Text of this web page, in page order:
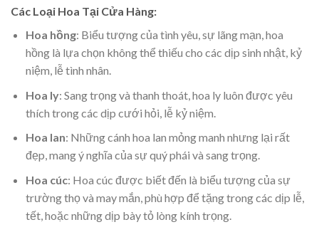
Các Loại Hoa Tại Cửa Hàng:
Hoa hồng: Biểu tượng của tình yêu, sự lãng mạn, hoa
hồng là lựa chọn không thể thiếu cho các dịp sinh nhật, kỷ
niệm, lễ tình nhân.
Hoa ly: Sang trọng và thanh thoát, hoa ly luôn được yêu
thích trong các dịp cưới hỏi, lễ kỷ niệm.
Hoa lan: Những cánh hoa lan mỏng manh nhưng lại rất
đẹp, mang ý nghĩa của sự quý phái và sang trọng.
Hoa cúc: Hoa cúc được biết đến là biểu tượng của sự
trường thọ và may mắn, phù hợp để tặng trong các dịp lễ,
tết, hoặc những dịp bày tỏ lòng kính trọng.